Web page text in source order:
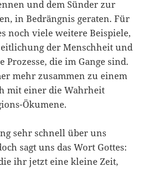
und dem Sünder zur
in Bedrängnis geraten. Für
noch viele weitere Beispiele,
der Menschheit und
die im Gange sind.
mehr zusammen zu einem
mit einer die Wahrheit
Ökumene.
sehr schnell über uns
sagt uns das Wort Gottes:
ihr jetzt eine kleine Zeit,